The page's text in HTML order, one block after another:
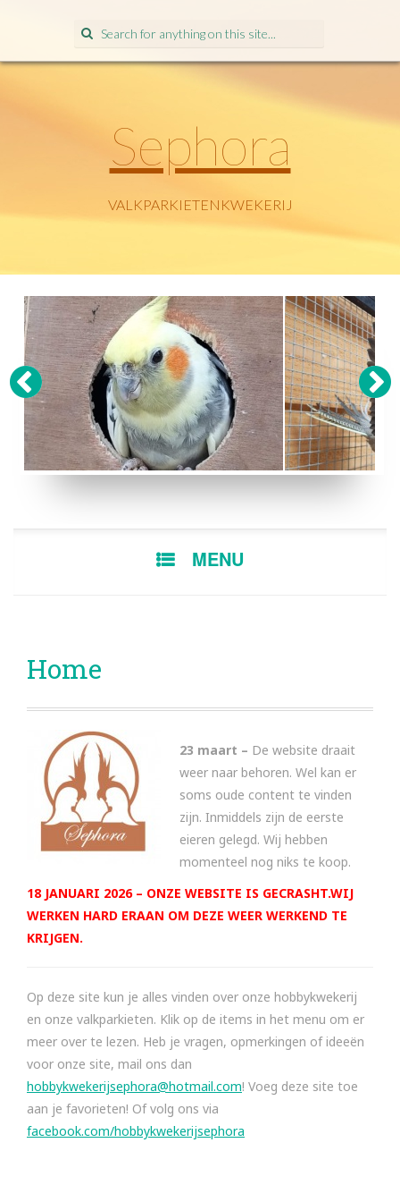
Search
for:
Sephora
VALKPARKIETENKWEKERIJ
MENU
Home
23 maart – De website draait
weer naar behoren. Wel kan er
soms oude content te vinden
zijn. Inmiddels zijn de eerste
eieren gelegd. Wij hebben
momenteel nog niks te koop.
18 JANUARI 2026 – ONZE WEBSITE IS GECRASHT.WIJ
WERKEN HARD ERAAN OM DEZE WEER WERKEND TE
KRIJGEN.
Op deze site kun je alles vinden over onze hobbykwekerij
en onze valkparkieten. Klik op de items in het menu om er
meer over te lezen. Heb je vragen, opmerkingen of ideeën
voor onze site, mail ons dan
hobbykwekerijsephora@hotmail.com! Voeg deze site toe
aan je favorieten! Of volg ons via
facebook.com/hobbykwekerijsephora